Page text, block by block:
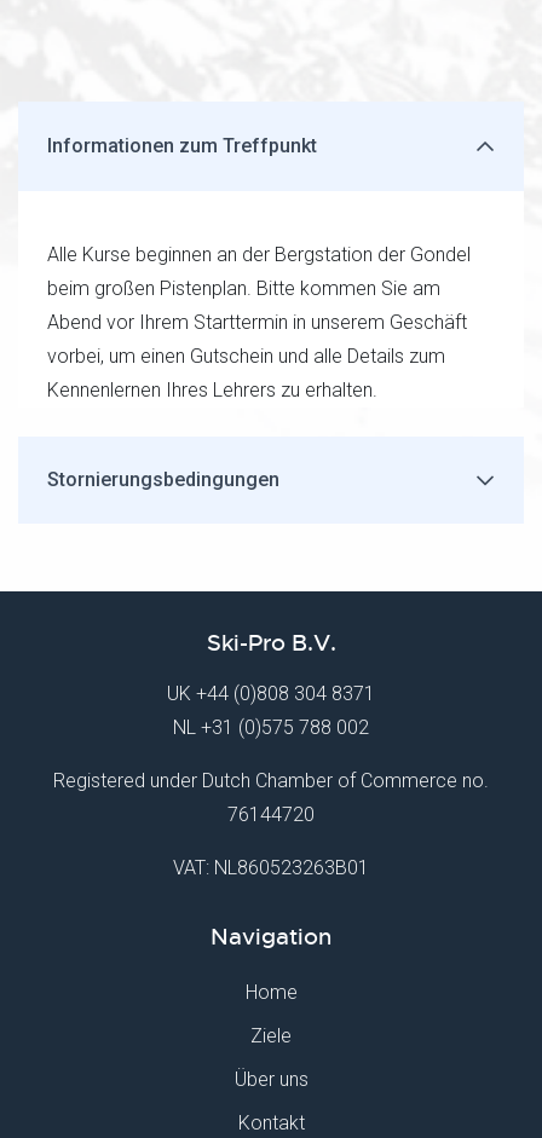
Informationen zum Treffpunkt
Alle Kurse beginnen an der Bergstation der Gondel
beim großen Pistenplan. Bitte kommen Sie am
Abend vor Ihrem Starttermin in unserem Geschäft
vorbei, um einen Gutschein und alle Details zum
Kennenlernen Ihres Lehrers zu erhalten.
Stornierungsbedingungen
Ski-Pro B.V.
UK +44 (0)808 304 8371
NL +31 (0)575 788 002
Registered under Dutch Chamber of Commerce no.
76144720
VAT: NL860523263B01
Navigation
Home
Ziele
Über uns
Kontakt